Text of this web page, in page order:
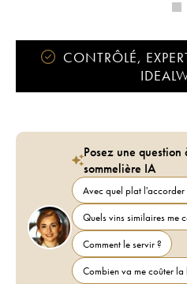
CONTRÔLÉ,
Posez une
sommelière IA
Avec quel plat l'accorder
Quels vins similaires me
Comment le servir ?
Combien va me coûter la